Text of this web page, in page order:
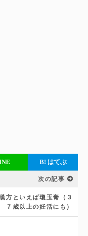
B! はてぶ
次の記事
方といえば瓊玉膏（３
７歳以上の妊活にも）